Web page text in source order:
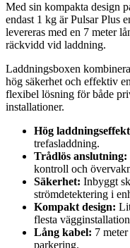
Med sin kompakta design
endast 1 kg är Pulsar Plus
levereras med en 7 meter
räckvidd vid laddning.
Laddningsboxen
hög säkerhet och effektiv
flexibel lösning för både
installationer.
Hög
trefasladdning.
Trådlös anslutning:
kontroll och
Säkerhet: Inbyggt
strömdetektering i
Kompakt design:
flesta
Lång kabel: 7
parkering.